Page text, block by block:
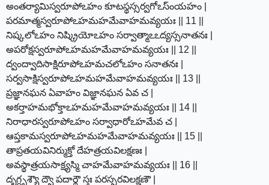
అంతర్యామిస్వరూపోఽహం కూటస్థస్సర్వగోఽస్ంయహం |
పరమాత్మస్వరూపోఽహమహమేవాహమవ్యయః || 11 ||
నిష్కలోఽహం నిష్క్రియోఽహం సర్వాత్మాఽఽద్యస్సనాతనః |
అపరోక్షస్వరూపోఽహమహమేవాహమవ్యయః || 12 ||
ద్వంద్వాదిసాక్షిరూపోఽహమచలోఽహం సనాతనః |
సర్వసాక్షిస్వరూపోఽహమహమేవాహమవ్యయః || 13 ||
ప్రజ్ఞానఘన ఏవాహం విజ్ఞానఘన ఏవ చ |
అకర్తాహమభోక్తాఽహమహమేవాహమవ్యయః || 14 ||
నిరాధారస్వరూపోఽహం సర్వాధారోఽహమేవ చ |
ఆప్తకామస్వరూపోఽహమహమేవాహమవ్యయః || 15 ||
తాప్రతయవినిర్ముక్తో దేహత్రయవిలక్షణః |
అవస్థాత్రయసాక్ష్యస్మి చాహమేవాహమవ్యయః || 16 ||
దృగ్దృశ్యౌ ద్వౌ పదార్థౌ స్తః పరస్పరవిలక్షణౌ |